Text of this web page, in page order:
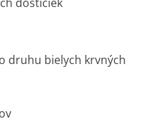
druhu bielych krvných